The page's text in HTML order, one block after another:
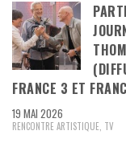
FRANCE 3 ET
19 MAI 2026
RENCONTRE ARTISTIQUE TV